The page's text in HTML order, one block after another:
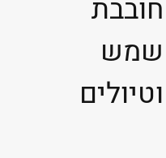
חובבת
שמש
וטיולים